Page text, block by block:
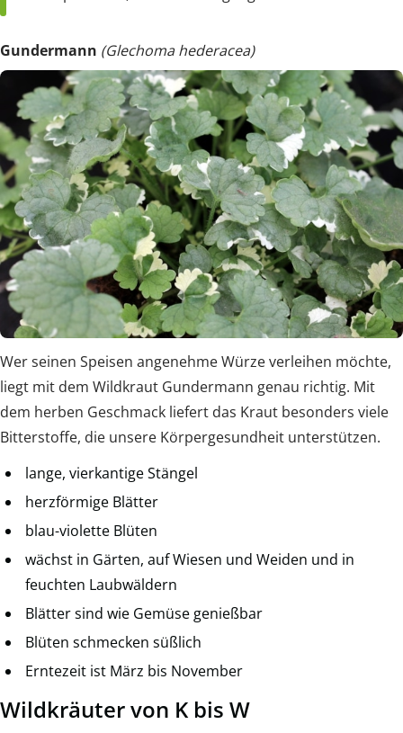
Gundermann (Glechoma hederacea)
Wer seinen Speisen angenehme Würze verleihen möchte,
liegt mit dem Wildkraut Gundermann genau richtig. Mit
dem herben Geschmack liefert das Kraut besonders viele
Bitterstoffe, die unsere Körpergesundheit unterstützen.
lange, vierkantige Stängel
herzförmige Blätter
blau-violette Blüten
wächst in Gärten, auf Wiesen und Weiden und in
feuchten Laubwäldern
Blätter sind wie Gemüse genießbar
Blüten schmecken süßlich
Erntezeit ist März bis November
Wildkräuter von K bis W